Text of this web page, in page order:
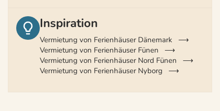
Inspiration
Vermietung von Ferienhäuser Dänemark
Vermietung von Ferienhäuser Fünen
Vermietung von Ferienhäuser Nord Fünen
Vermietung von Ferienhäuser Nyborg